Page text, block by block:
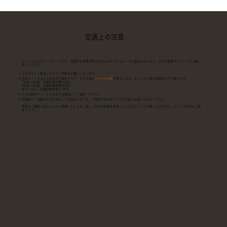
エミールカルチャースクールでは、受講生の皆様が学びを楽しみながらスムーズに進められるよう、以下の重要なポイントをお願い
申し上げます。
​ご予定をよく確認してからご予約をお願いいたします。
予約キャンセルは８日前まで無料ですが、それ以降は
キャンセル料 が発生します。キャンセル料の詳細は以下の通りです
7日前～5日前：受講料教材費の20％
4日前～2日前：受講料教材費の50％
前日～当日：受講料教材費の100％
７日以降のキャンセルは必ずお電話にてご連絡ください。
受講前に、受講の手引きを詳しくお読みいただき、ご質問があればどうぞお気軽にお問い合わせください
皆様のご理解と協力を心より感謝いたします。楽しい学びの時間をお過ごしいただけることを願っております。どうぞお気軽にご参
加ください。
受講上の注意